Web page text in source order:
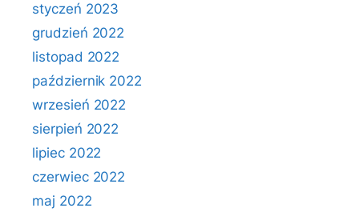
styczeń 2023
grudzień 2022
listopad 2022
październik 2022
wrzesień 2022
sierpień 2022
lipiec 2022
czerwiec 2022
maj 2022